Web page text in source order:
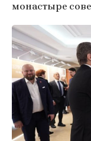
монастыре